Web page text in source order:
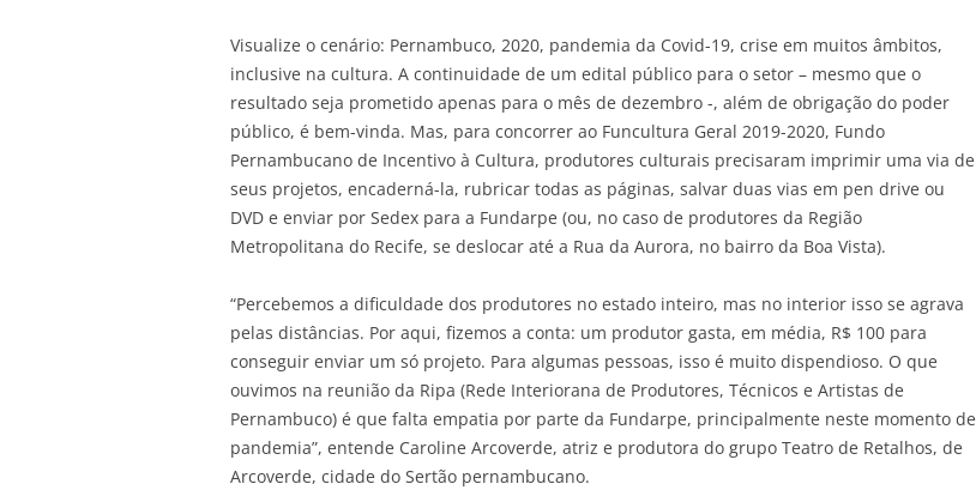
Visualize o cenário: Pernambuco, 2020, pandemia da Covid-19, crise em muitos âmbitos,
inclusive na cultura. A continuidade de um edital público para o setor – mesmo que o
resultado seja prometido apenas para o mês de dezembro -, além de obrigação do poder
público, é bem-vinda. Mas, para concorrer ao Funcultura Geral 2019-2020, Fundo
Pernambucano de Incentivo à Cultura, produtores culturais precisaram imprimir uma via de
seus projetos, encaderná-la, rubricar todas as páginas, salvar duas vias em pen drive ou
DVD e enviar por Sedex para a Fundarpe (ou, no caso de produtores da Região
Metropolitana do Recife, se deslocar até a Rua da Aurora, no bairro da Boa Vista).
“Percebemos a dificuldade dos produtores no estado inteiro, mas no interior isso se agrava
pelas distâncias. Por aqui, fizemos a conta: um produtor gasta, em média, R$ 100 para
conseguir enviar um só projeto. Para algumas pessoas, isso é muito dispendioso. O que
ouvimos na reunião da Ripa (Rede Interiorana de Produtores, Técnicos e Artistas de
Pernambuco) é que falta empatia por parte da Fundarpe, principalmente neste momento de
pandemia”, entende Caroline Arcoverde, atriz e produtora do grupo Teatro de Retalhos, de
Arcoverde, cidade do Sertão pernambucano.